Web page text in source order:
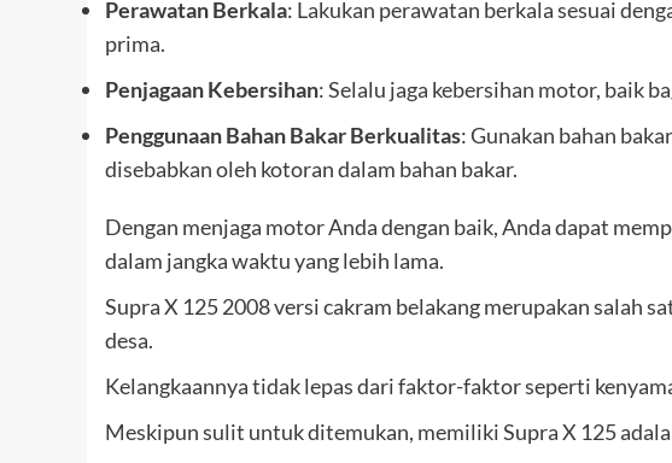
Perawatan Berkala: Lakukan perawatan berkala sesuai
prima.
Penjagaan Kebersihan: Selalu jaga kebersihan motor, baik
Penggunaan Bahan Bakar Berkualitas: Gunakan bahan
disebabkan oleh kotoran dalam bahan bakar.
Dengan menjaga motor Anda dengan baik, Anda dapat
dalam jangka waktu yang lebih lama.
Supra X 125 2008 versi cakram belakang merupakan salah
desa.
Kelangkaannya tidak lepas dari faktor-faktor seperti
Meskipun sulit untuk ditemukan, memiliki Supra X 125